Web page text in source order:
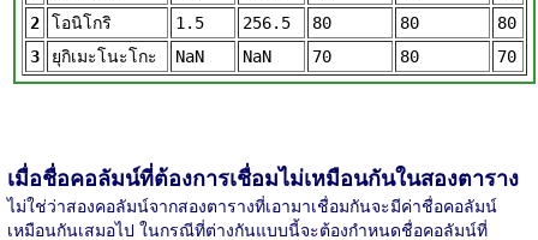
2
โอนิโกริ 1.5 256.5 80 80
80
3
ยุกิเมะโนะโกะ NaN NaN 70 80 70
เมื่อชื่อคอลัมน์ที่ต้องการเชื่อมไม่เหมือนกันในสองตาราง
ไม่ใช่ว่าสองคอลัมน์จากสองตารางที่เอามาเชื่อมกันจะมีค่าชื่อคอลัมน์
เหมือนกันเสมอไป ในกรณีที่ต่างกันแบบนี้จะต้องกำหนดชื่อคอลัมน์ที่